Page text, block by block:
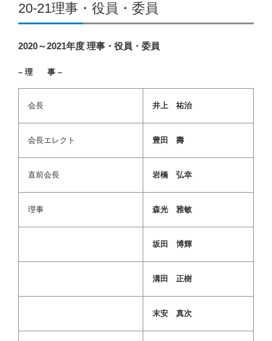
20-21理事・役員・委員
2020～2021年度 理事・役員・委員
– 理 事 –
会長 井上 祐治
会長エレクト 豊田 壽
直前会長 岩橋 弘幸
理事 森光 雅敏
坂田 博輝
溝田 正樹
末安 真次